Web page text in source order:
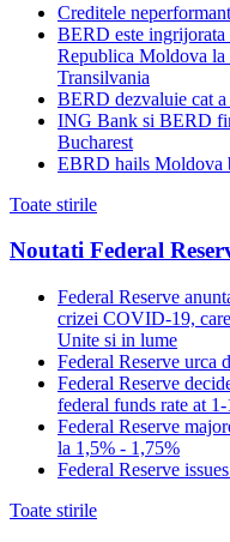
Creditele
BERD este
Republica Moldova
Transilvania
BERD dezvaluie cat
ING Bank si BERD
Bucharest
EBRD hails Moldova
Toate stirile
Noutati Federal
Federal Reserve
crizei COVID-19,
Unite si in lume
Federal Reserve urca
Federal Reserve
federal funds rate at
Federal Reserve
la 1,5% - 1,75%
Federal Reserve
Toate stirile